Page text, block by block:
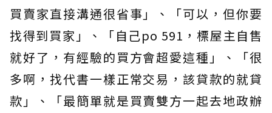
買賣家直接溝通很省事」、「可以，但你要
找得到買家」、「自己po 591，標屋主自售
就好了，有經驗的買方會超愛這種」、「很
多啊，找代書一樣正常交易，該貸款的就貸
款」、「最簡單就是買賣雙方一起去地政辦